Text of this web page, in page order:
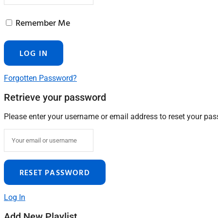
Remember Me
Forgotten Password?
Retrieve your password
Please enter your username or email address to reset your
Log In